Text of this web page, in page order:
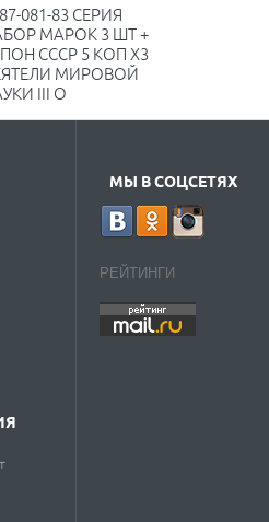
081-83 СЕРИЯ
МАРОК 3 ШТ +
СССР 5 КОП X3
МИРОВОЙ
III O
МЫ В СОЦСЕТЯХ
РЕЙТИНГИ